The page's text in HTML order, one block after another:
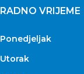
RADNO VRIJEME
Ponedjeljak
Utorak